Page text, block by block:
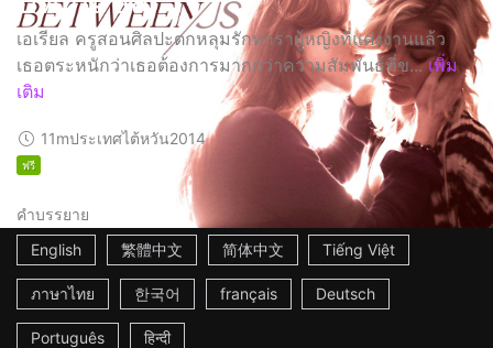
เอเรียล ครูสอนศิลปะตกหลุมรักทาราผู้หญิงที่แต่งงานแล้ว
เธอตระหนักว่าเธอต้องการมากกว่าความสัมพันธ์ที่ข... เพิ่ม
เติม
11mประเทศไต้หวัน2014
ฟรี
คำบรรยาย
English
繁體中文 简体中文 Tiếng Việt
ภาษาไทย 한국어 français Deutsch
Português हिन्दी